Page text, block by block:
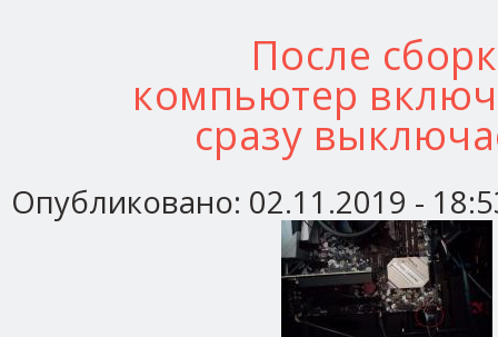
После
компьютер
сразу
Опубликовано: 02.11.2019 -